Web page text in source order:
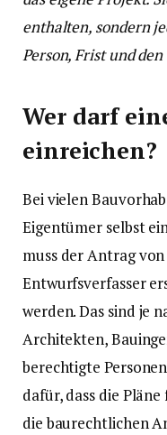
enthalten, sondern
Person, Frist und
Wer darf
einreichen?
Bei vielen
Eigentümer selbst
muss der Antrag
Entwurfsverfasser
werden. Das sind je
Architekten,
berechtigte
dafür, dass die
die baurechtlichen